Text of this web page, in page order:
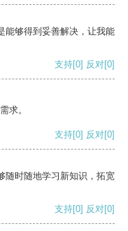
能够得到妥善解决，让我能
支持[0] 反对[0]
求。
支持[0] 反对[0]
随时随地学习新知识，拓宽
支持[0] 反对[0]